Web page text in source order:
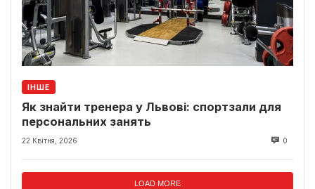
ІНШЕ
Як знайти тренера у Львові: спортзали для
персональних занять
22 Квітня, 2026 0
LOAD MORE